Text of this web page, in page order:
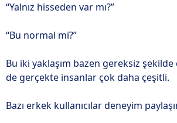
“Yalnız hisseden var mı?”
“Bu normal mi?”
Bu iki yaklaşım bazen gereksiz
de gerçekte insanlar çok daha çeşitli.
Bazı erkek kullanıcılar deneyim